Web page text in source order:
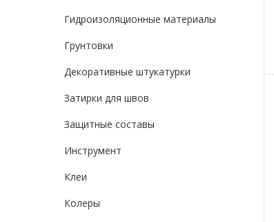
Гидроизоляционные материалы
Грунтовки
Декоративные штукатурки
Затирки для швов
Защитные составы
Инструмент
Клеи
Колеры